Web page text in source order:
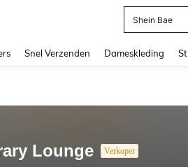
Shein Bae
Snel Verzenden Dameskleding
Lounge Verkoper